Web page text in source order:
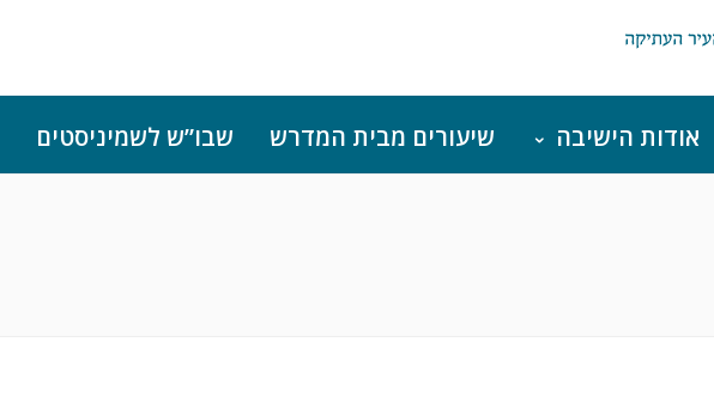
אודות הישיבה שיעורים מבית המדרש שבו”ש לשמיניסטים